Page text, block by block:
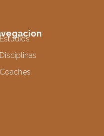
Estudios
Disciplinas
Coaches